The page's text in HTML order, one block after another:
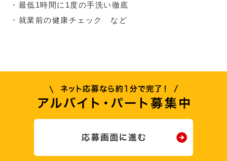
・最低1時間に1度の手洗い徹底
・就業前の健康チェック など